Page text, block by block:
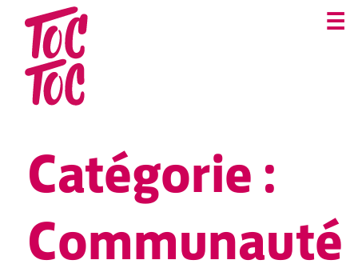
☰
Catégorie :
Communauté